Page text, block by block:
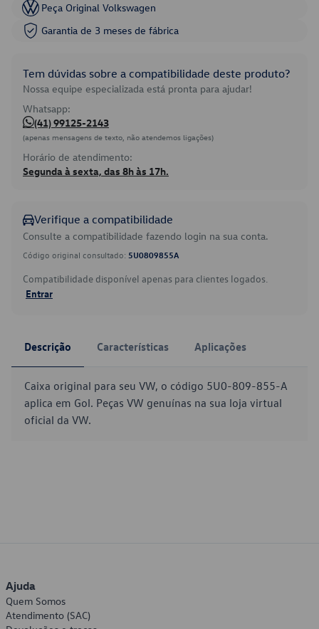
Peça Original Volkswagen
Garantia de 3 meses de fábrica
Tem dúvidas sobre a compatibilidade deste produto?
Nossa equipe especializada está pronta para ajudar!
Whatsapp:
(41) 99125-2143
(apenas mensagens de texto, não atendemos ligações)
Horário de atendimento:
Segunda à sexta, das 8h às 17h.
Verifique a compatibilidade
Consulte a compatibilidade fazendo login na sua conta.
Código original consultado: 5U0809855A
Compatibilidade disponível apenas para clientes logados.
Entrar
Descrição Características Aplicações
Caixa original para seu VW, o código 5U0-809-855-A
aplica em Gol. Peças VW genuínas na sua loja virtual
oficial da VW.
Ajuda
Quem Somos
Atendimento (SAC)